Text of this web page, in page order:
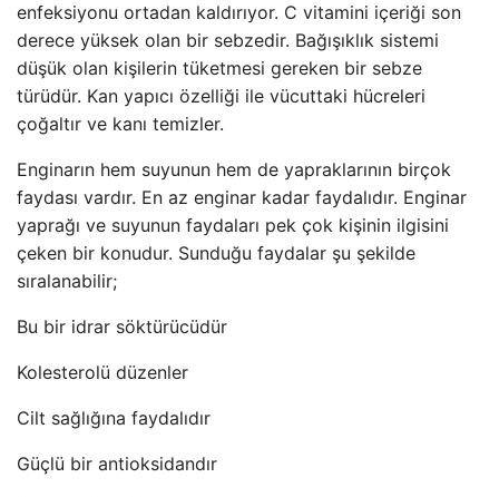
enfeksiyonu ortadan kaldırıyor. C vitamini içeriği son
derece yüksek olan bir sebzedir. Bağışıklık sistemi
düşük olan kişilerin tüketmesi gereken bir sebze
türüdür. Kan yapıcı özelliği ile vücuttaki hücreleri
çoğaltır ve kanı temizler.
Enginarın hem suyunun hem de yapraklarının birçok
faydası vardır. En az enginar kadar faydalıdır. Enginar
yaprağı ve suyunun faydaları pek çok kişinin ilgisini
çeken bir konudur. Sunduğu faydalar şu şekilde
sıralanabilir;
Bu bir idrar söktürücüdür
Kolesterolü düzenler
Cilt sağlığına faydalıdır
Güçlü bir antioksidandır